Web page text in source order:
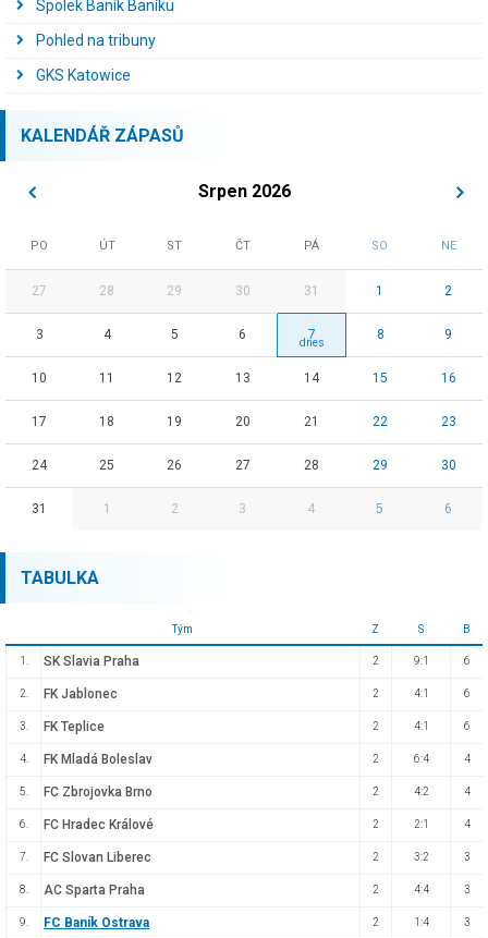
Spolek Baník Baníku
Pohled na tribuny
GKS Katowice
KALENDÁŘ ZÁPASŮ
Srpen 2026
PO ÚT ST ČT PÁ SO NE
27 28 29 30 31 1 2
3 4 5 6 7 8 9
10 11 12 13 14 15 16
17 18 19 20 21 22 23
24 25 26 27 28 29 30
31 1 2 3 4 5 6
TABULKA
Tým Z S B
1. SK Slavia Praha 2 9:1 6
2. FK Jablonec 2 4:1 6
3. FK Teplice 2 4:1 6
4. FK Mladá Boleslav 2 6:4 4
5. FC Zbrojovka Brno 2 4:2 4
6. FC Hradec Králové 2 2:1 4
7. FC Slovan Liberec 2 3:2 3
8. AC Sparta Praha 2 4:4 3
9. FC Baník Ostrava 2 1:4 3